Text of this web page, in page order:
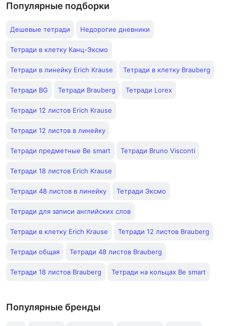
Популярные подборки
Дешевые тетради Недорогие дневники
Тетради в клетку Канц-Эксмо
Тетради в линейку Erich Krause Тетради в клетку Brauberg
Тетради BG Тетради Brauberg Тетради Lorex
Тетради 12 листов Erich Krause
Тетради 12 листов в линейку
Тетради предметные Be smart Тетради Bruno Visconti
Тетради 18 листов Erich Krause
Тетради 48 листов в линейку Тетради Эксмо
Тетради для записи английских слов
Тетради в клетку Erich Krause Тетради 12 листов Brauberg
Тетради общая Тетради 48 листов Brauberg
Тетради 18 листов Brauberg Тетради на кольцах Be smart
Популярные бренды